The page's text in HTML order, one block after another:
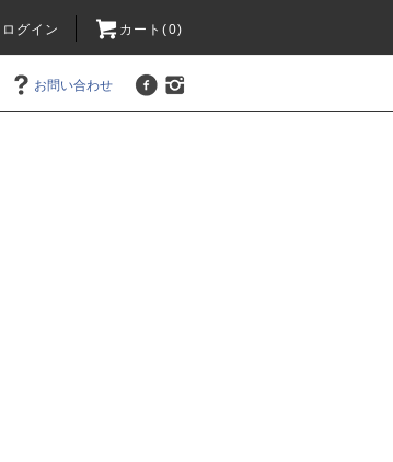
ログイン カート(0)
お問い合わせ